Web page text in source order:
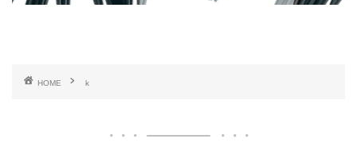
HOME k